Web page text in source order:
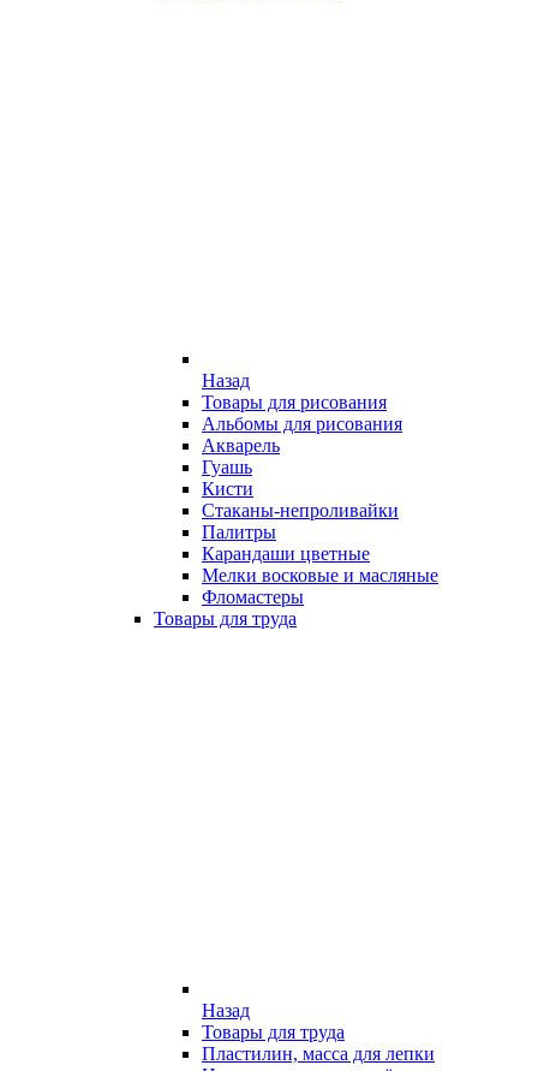
Назад
Товары для рисования
Альбомы для рисования
Акварель
Гуашь
Кисти
Стаканы-непроливайки
Палитры
Карандаши цветные
Мелки восковые и масляные
Фломастеры
Товары для труда
Назад
Товары для труда
Пластилин, масса для лепки